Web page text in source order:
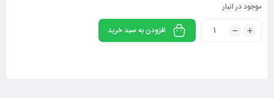
موجود در انبار
افزودن به سبد خرید